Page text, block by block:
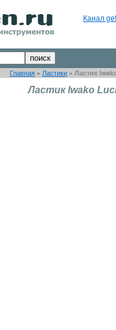
Канал
Главная » Ластики » Ластик
Ластик Iwako